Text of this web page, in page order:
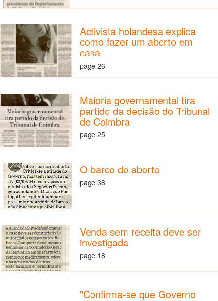
Activista holandesa explica
como fazer um aborto em
casa
page 26
Maioria governamental tira
partido da decisão do Tribunal
de Coimbra
page 25
O barco do aborto
page 38
Venda sem receita deve ser
investigada
page 18
"Confirma-se que Governo